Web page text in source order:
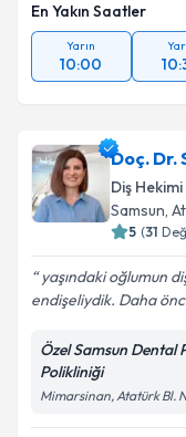
En Yakın Saatler
Yarın
10:00
Doç. Dr.
Diş Hekimi
Samsun,
5 (31
yaşındaki oğlumun
endişeliydik. Daha
Özel Samsun Dental
Polikliniği
Mimarsinan, Atatürk Bl.